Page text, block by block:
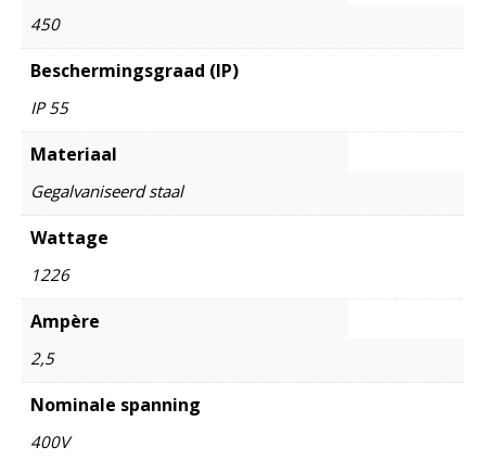
450
Beschermingsgraad (IP)
IP 55
Materiaal
Gegalvaniseerd staal
Wattage
1226
Ampère
2,5
Nominale spanning
400V